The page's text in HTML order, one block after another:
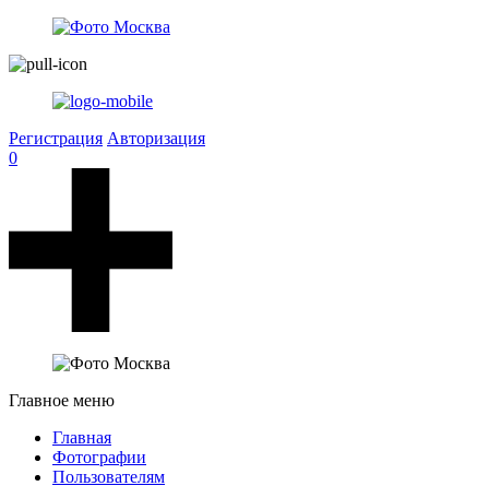
Регистрация Авторизация
0
Главное меню
Главная
Фотографии
Пользователям